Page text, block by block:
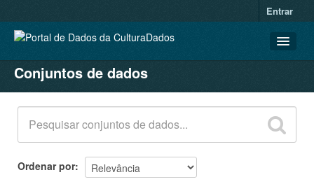
Entrar
CONJUNTOS DE DADOS
ORGANIZAÇÕES
GRUPOS
SOBRE
Conjuntos de dados
Ordenar por